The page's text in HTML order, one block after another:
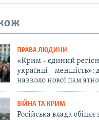
ПРАВА ЛЮДИНИ
«Крим – єдиний
українці – меншість»:
навколо нової
ВІЙНА ТА КРИМ
Російська влада обіцяє